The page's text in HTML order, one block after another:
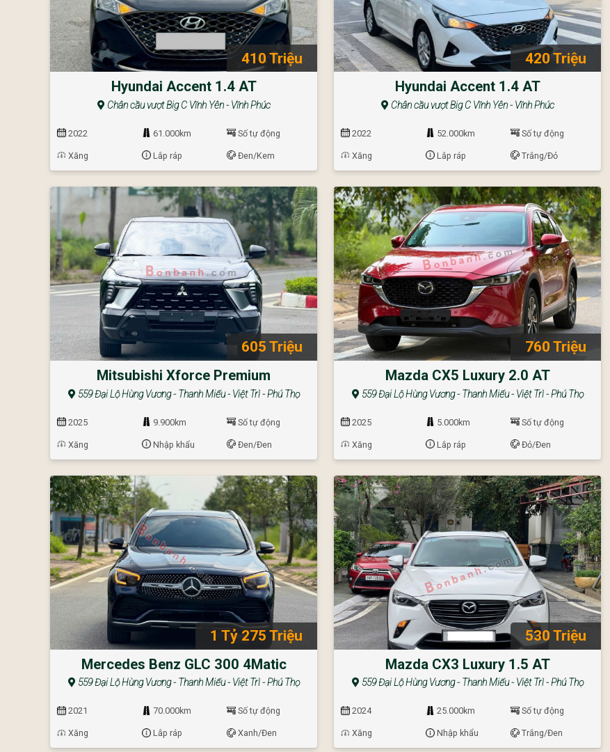
410 Triệu
Hyundai Accent 1.4 AT
Chân cầu vượt Big C Vĩnh Yên - Vĩnh Phúc
2022 61.000km Số tự động
Xăng Lắp ráp Đen/Kem
420 Triệu
Hyundai Accent 1.4 AT
Chân cầu vượt Big C Vĩnh Yên - Vĩnh Phúc
2022 52.000km Số tự động
Xăng Lắp ráp Trắng/Đỏ
605 Triệu
Mitsubishi Xforce Premium
559 Đại Lộ Hùng Vương - Thanh Miếu - Việt Trì - Phú Thọ
2025 9.900km Số tự động
Xăng Nhập khẩu Đen/Đen
760 Triệu
Mazda CX5 Luxury 2.0 AT
559 Đại Lộ Hùng Vương - Thanh Miếu - Việt Trì - Phú Thọ
2025 5.000km Số tự động
Xăng Lắp ráp Đỏ/Đen
1 Tỷ 275 Triệu
Mercedes Benz GLC 300 4Matic
559 Đại Lộ Hùng Vương - Thanh Miếu - Việt Trì - Phú Thọ
2021 70.000km Số tự động
Xăng Lắp ráp Xanh/Đen
530 Triệu
Mazda CX3 Luxury 1.5 AT
559 Đại Lộ Hùng Vương - Thanh Miếu - Việt Trì - Phú Thọ
2024 25.000km Số tự động
Xăng Nhập khẩu Trắng/Đen